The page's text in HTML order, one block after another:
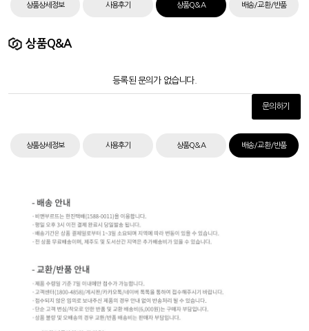
상품상세정보 사용후기 상품Q&A 배송/교환/반품
상품Q&A
등록된 문의가 없습니다.
문의하기
상품상세정보 사용후기 상품Q&A 배송/교환/반품